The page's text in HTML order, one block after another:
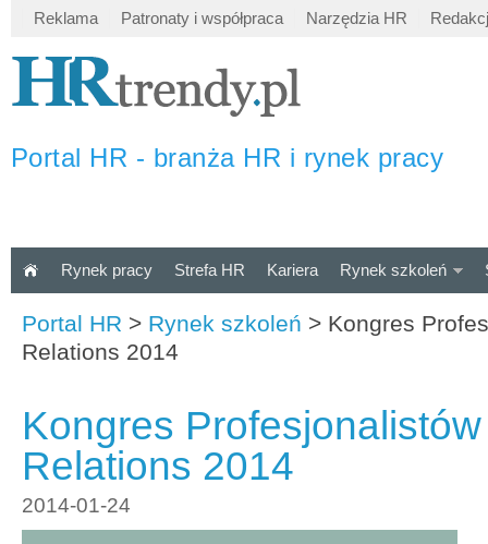
Reklama Patronaty i współpraca Narzędzia HR
Portal HR - branża HR i rynek pracy
Rynek pracy Strefa HR Kariera Rynek szkoleń
Portal HR > Rynek szkoleń > Kongres
Relations 2014
Kongres
Relations 2014
2014-01-24